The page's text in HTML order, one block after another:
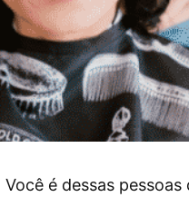
Você é dessas